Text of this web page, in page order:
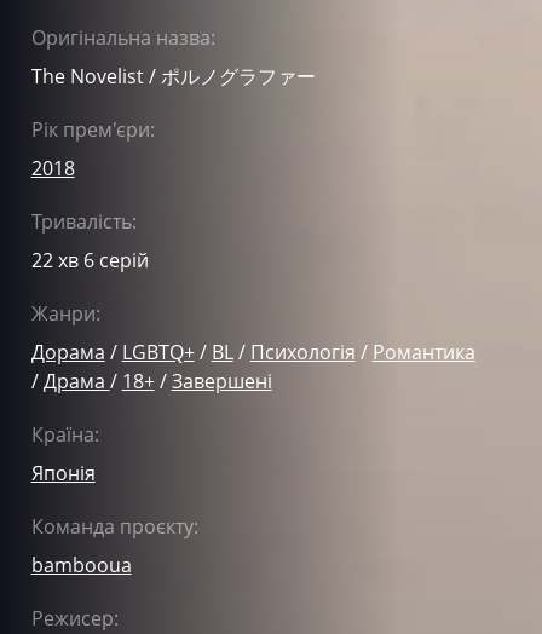
Оригінальна назва:
The Novelist / ポルノグラファー
Рік прем'єри:
2018
Тривалість:
22 хв 6 серій
Жанри:
Дорама / LGBTQ+/ BL/ Психологія / Романтика
/Драма / 18+/Завершені
Країна:
Японія
Команда проєкту:
bambooua
Режисер: